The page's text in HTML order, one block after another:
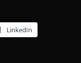
LinkedIn